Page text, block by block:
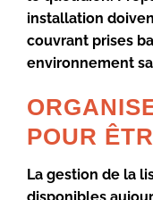
installation
couvrant prises
environnement
POUR
La gestion de la